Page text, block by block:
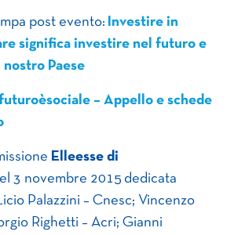
post evento: Investire in
significa investire nel futuro e
Paese
– Appello e schede
Elleesse di
3 novembre 2015 dedicata
Palazzini – Cnesc; Vincenzo
Righetti – Acri; Gianni